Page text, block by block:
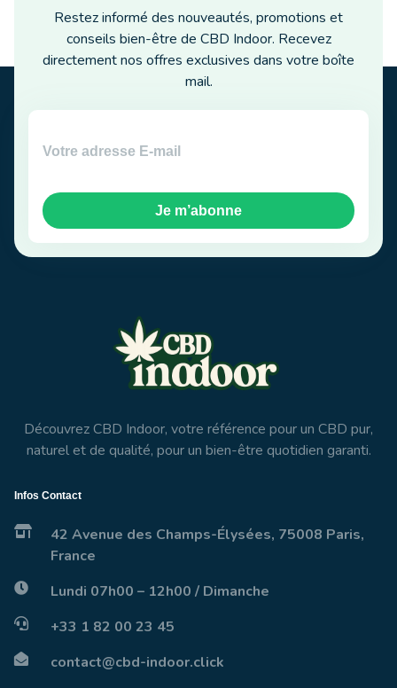
Restez informé des nouveautés, promotions et
conseils bien-être de CBD Indoor. Recevez
directement nos offres exclusives dans votre boîte
mail.
Je m’abonne
Découvrez CBD Indoor, votre référence pour un CBD pur,
naturel et de qualité, pour un bien-être quotidien garanti.
Infos Contact
42 Avenue des Champs-Élysées, 75008 Paris,
France
Lundi 07h00 – 12h00 / Dimanche
+33 1 82 00 23 45
contact@cbd-indoor.click